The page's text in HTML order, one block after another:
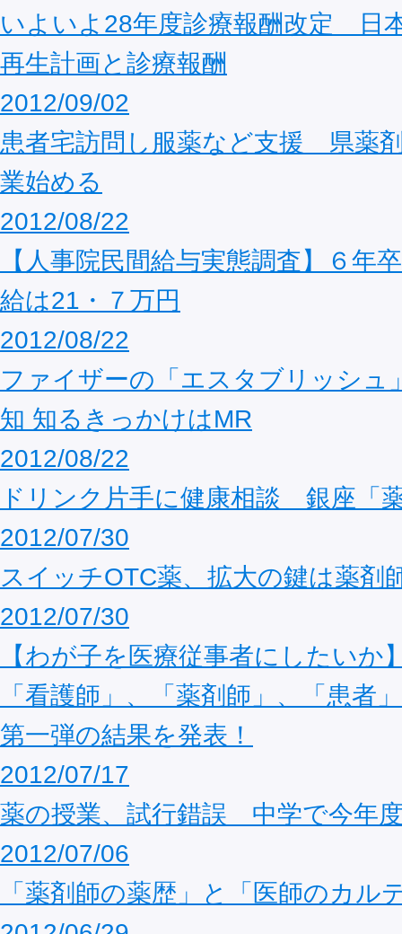
いよいよ28年度診療報酬改定 日
再生計画と診療報酬
2012/09/02
患者宅訪問し服薬など支援 県薬
業始める
2012/08/22
【人事院民間給与実態調査】６年
給は21・７万円
2012/08/22
ファイザーの「エスタブリッシュ
知 知るきっかけはMR
2012/08/22
ドリンク片手に健康相談 銀座「
2012/07/30
スイッチOTC薬、拡大の鍵は薬剤
2012/07/30
【わが子を医療従事者にしたいか
「看護師」、「薬剤師」、「患者
第一弾の結果を発表！
2012/07/17
薬の授業、試行錯誤 中学で今年
2012/07/06
「薬剤師の薬歴」と「医師のカル